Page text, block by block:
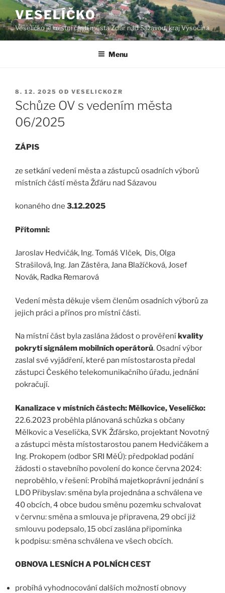
Přejít
k
obsahu
webu
VESELÍČKO
Veselíčko je místní částí města Žďár nad Sázavou, kraj Vysočina
Menu
PUBLIKOVÁNO
8. 12. 2025 OD VESELICKOZR
Schůze OV s vedením města
06/2025
ZÁPIS
ze setkání vedení města a zástupců osadních výborů
místních částí města Žďáru nad Sázavou
konaného dne 3.12.2025
Přítomni:
Jaroslav Hedvičák, Ing. Tomáš Vlček, Dis, Olga
Strašilová, Ing. Jan Zástěra, Jana Blažíčková, Josef
Novák, Radka Remarová
Vedení města děkuje všem členům osadních výborů za
jejich práci a přínos pro místní části.
Na místní část byla zaslána žádost o prověřeníkvality
pokrytí signálem mobilních operátorů. Osadní výbor
zaslal své vyjádření, které pan místostarosta předal
zástupci Českého telekomunikačního úřadu, jednání
pokračují.
Kanalizace v místních částech: Mělkovice, Veselíčko:
22.6.2023 proběhla plánovaná schůzka s občany
Mělkovic a Veselíčka, SVK Žďársko, projektant Novotný
a zástupci města místostarostou panem Hedvičákem a
Ing. Prokopem (odbor SRI MěÚ): předpoklad podání
žádosti o stavebního povolení do konce června 2024:
neproběhlo, v řešení: Probíhá majetkoprávní jednání s
LDO Přibyslav: směna byla projednána a schválena ve
40 obcích, 4 obce budou směnu pozemku schvalovat
v červnu: směna a smlouva je připravena, 29 obcí již
smlouvu podepsalo, 15 obcí zaslána připomínka
k podpisu: směna schválena ve všech obcích.
OBNOVA LESNÍCH A POLNÍCH CEST
probíhá vyhodnocování dalších možností obnovy